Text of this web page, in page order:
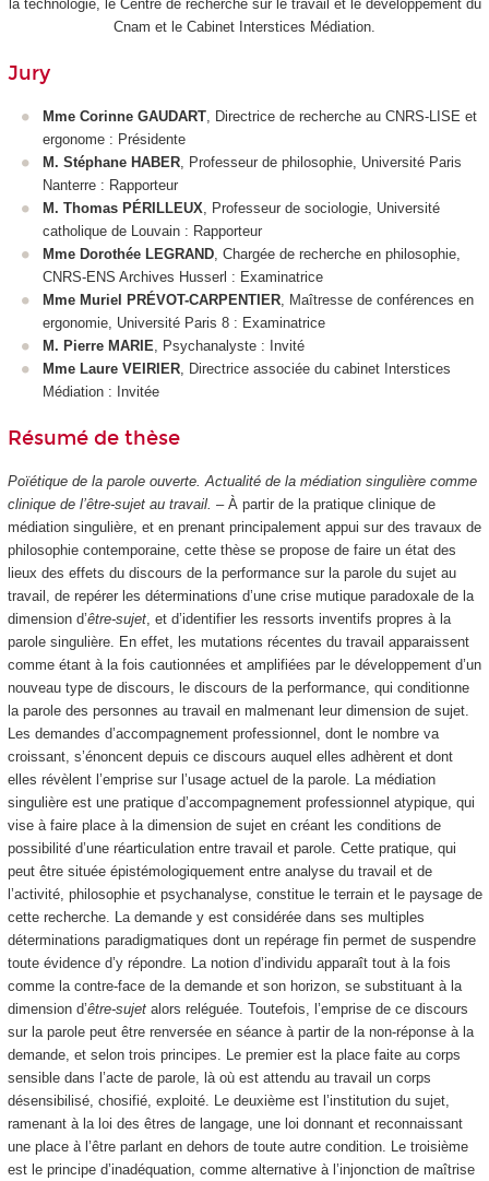
la technologie, le Centre de recherche sur le travail et le développement du
Cnam et le Cabinet Interstices Médiation.
Jury
Mme Corinne GAUDART , Directrice de recherche au CNRS-LISE et
ergonome : Présidente
M. Stéphane HABER , Professeur de philosophie, Université Paris
Nanterre : Rapporteur
M. Thomas PÉRILLEUX , Professeur de sociologie, Université
catholique de Louvain : Rapporteur
Mme Dorothée LEGRAND , Chargée de recherche en philosophie,
CNRS-ENS Archives Husserl : Examinatrice
Mme Muriel PRÉVOT-CARPENTIER , Maîtresse de conférences en
ergonomie, Université Paris 8 : Examinatrice
M. Pierre MARIE , Psychanalyste : Invité
Mme Laure VEIRIER , Directrice associée du cabinet Interstices
Médiation : Invitée
Résumé de thèse
Poïétique de la parole ouverte. Actualité de la médiation singulière comme
clinique de l’être-sujet au travail. – À partir de la pratique clinique de
médiation singulière, et en prenant principalement appui sur des travaux de
philosophie contemporaine, cette thèse se propose de faire un état des
lieux des effets du discours de la performance sur la parole du sujet au
travail, de repérer les déterminations d’une crise mutique paradoxale de la
dimension d’être-sujet, et d’identifier les ressorts inventifs propres à la
parole singulière. En effet, les mutations récentes du travail apparaissent
comme étant à la fois cautionnées et amplifiées par le développement d’un
nouveau type de discours, le discours de la performance, qui conditionne
la parole des personnes au travail en malmenant leur dimension de sujet.
Les demandes d’accompagnement professionnel, dont le nombre va
croissant, s’énoncent depuis ce discours auquel elles adhèrent et dont
elles révèlent l’emprise sur l’usage actuel de la parole. La médiation
singulière est une pratique d’accompagnement professionnel atypique, qui
vise à faire place à la dimension de sujet en créant les conditions de
possibilité d’une réarticulation entre travail et parole. Cette pratique, qui
peut être située épistémologiquement entre analyse du travail et de
l’activité, philosophie et psychanalyse, constitue le terrain et le paysage de
cette recherche. La demande y est considérée dans ses multiples
déterminations paradigmatiques dont un repérage fin permet de suspendre
toute évidence d’y répondre. La notion d’individu apparaît tout à la fois
comme la contre-face de la demande et son horizon, se substituant à la
dimension d’être-sujetalors reléguée. Toutefois, l’emprise de ce discours
sur la parole peut être renversée en séance à partir de la non-réponse à la
demande, et selon trois principes. Le premier est la place faite au corps
sensible dans l’acte de parole, là où est attendu au travail un corps
désensibilisé, chosifié, exploité. Le deuxième est l’institution du sujet,
ramenant à la loi des êtres de langage, une loi donnant et reconnaissant
une place à l’être parlant en dehors de toute autre condition. Le troisième
est le principe d’inadéquation, comme alternative à l’injonction de maîtrise